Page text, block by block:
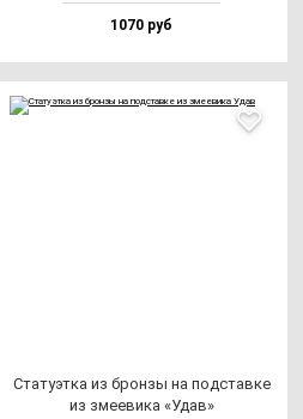
1070 руб
Ста­ту­эт­ка из брон­зы на под­став­ке
из зме­еви­ка «Удав»